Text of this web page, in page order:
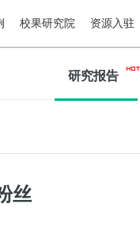
校果研究院 资源入驻
研究报告
丝